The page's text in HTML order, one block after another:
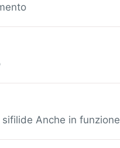
Anche in